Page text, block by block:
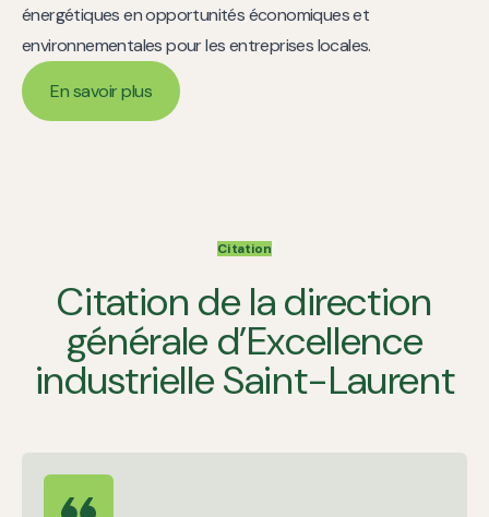
énergétiques en opportunités économiques et
environnementales pour les entreprises locales.
En savoir plus
Citation
Citation de la direction
générale d’Excellence
industrielle Saint-Laurent